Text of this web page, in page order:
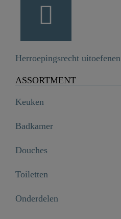
Herroepingsrecht uitoefenen
ASSORTMENT
Keuken
Badkamer
Douches
Toiletten
Onderdelen